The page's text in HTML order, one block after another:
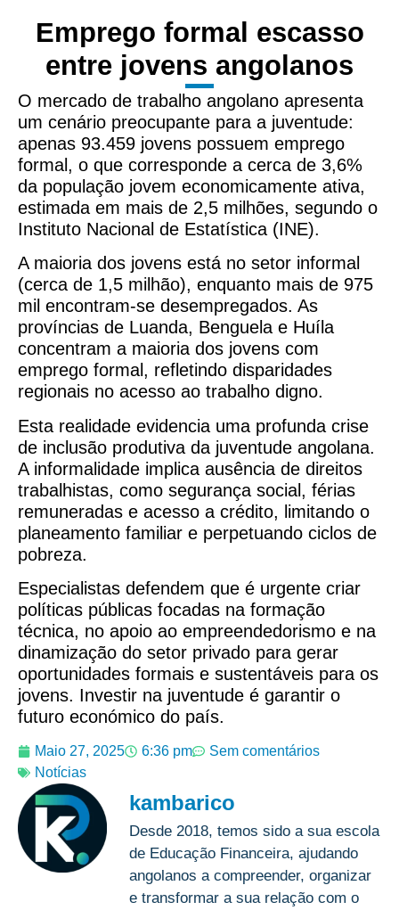
Emprego formal escasso
entre jovens angolanos
O mercado de trabalho angolano apresenta
um cenário preocupante para a juventude:
apenas 93.459 jovens possuem emprego
formal, o que corresponde a cerca de 3,6%
da população jovem economicamente ativa,
estimada em mais de 2,5 milhões, segundo o
Instituto Nacional de Estatística (INE).
A maioria dos jovens está no setor informal
(cerca de 1,5 milhão), enquanto mais de 975
mil encontram-se desempregados. As
províncias de Luanda, Benguela e Huíla
concentram a maioria dos jovens com
emprego formal, refletindo disparidades
regionais no acesso ao trabalho digno.
Esta realidade evidencia uma profunda crise
de inclusão produtiva da juventude angolana.
A informalidade implica ausência de direitos
trabalhistas, como segurança social, férias
remuneradas e acesso a crédito, limitando o
planeamento familiar e perpetuando ciclos de
pobreza.
Especialistas defendem que é urgente criar
políticas públicas focadas na formação
técnica, no apoio ao empreendedorismo e na
dinamização do setor privado para gerar
oportunidades formais e sustentáveis para os
jovens. Investir na juventude é garantir o
futuro económico do país.
Maio 27, 2025 6:36 pm
Sem comentários
Notícias
kambarico
Desde 2018, temos sido a sua escola
de Educação Financeira, ajudando
angolanos a compreender, organizar
e transformar a sua relação com o